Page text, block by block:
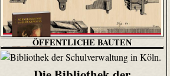
ÖFFENTLICHE BAUTEN